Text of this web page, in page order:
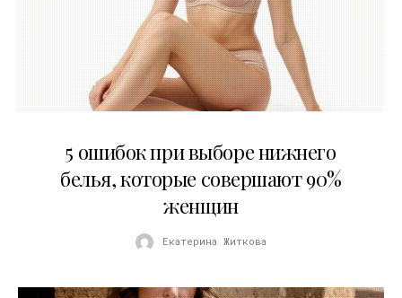
5 ошибок при выборе нижнего
белья, которые совершают 90%
женщин
Екатерина Житкова